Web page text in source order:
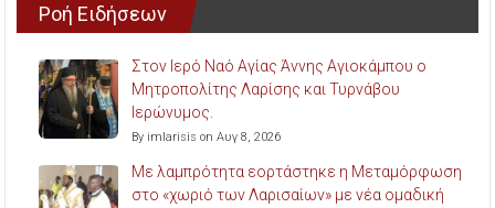
Ροή Ειδήσεων
Στον Ιερό Ναό Αγίας Άννης Αγιοκάμπου ο
Μητροπολίτης Λαρίσης και Τυρνάβου
Ιερώνυμος.
By imlarisis on Αυγ 8, 2026
Με λαμπρότητα εορτάστηκε η Μεταμόρφωση
στο «χωριό των Λαρισαίων» με νέα ομαδική